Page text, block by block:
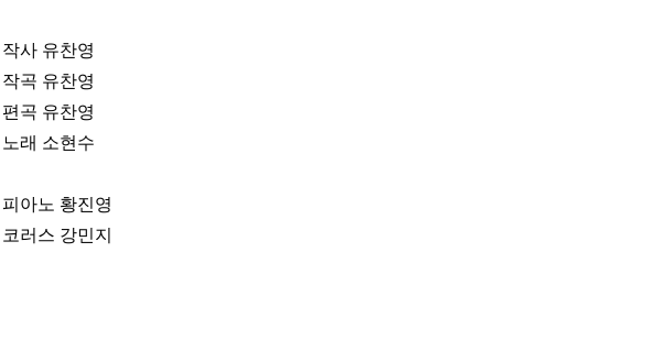
작사 유찬영
작곡 유찬영
편곡 유찬영
노래 소현수
피아노 황진영
코러스 강민지